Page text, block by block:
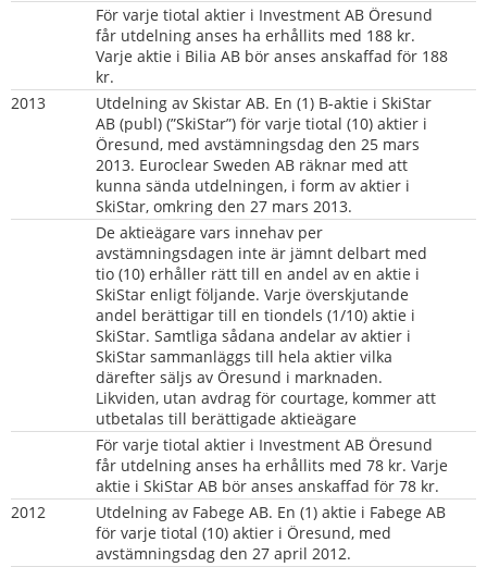
För varje tiotal aktier i Investment AB Öresund
får utdelning anses ha erhållits med 188 kr.
Varje aktie i Bilia AB bör anses anskaffad för 188
kr.
2013
Utdelning av Skistar AB. En (1) B-aktie i SkiStar
AB (publ) (”SkiStar”) för varje tiotal (10) aktier i
Öresund, med avstämningsdag den 25 mars
2013. Euroclear Sweden AB räknar med att
kunna sända utdelningen, i form av aktier i
SkiStar, omkring den 27 mars 2013.
De aktieägare vars innehav per
avstämningsdagen inte är jämnt delbart med
tio (10) erhåller rätt till en andel av en aktie i
SkiStar enligt följande. Varje överskjutande
andel berättigar till en tiondels (1/10) aktie i
SkiStar. Samtliga sådana andelar av aktier i
SkiStar sammanläggs till hela aktier vilka
därefter säljs av Öresund i marknaden.
Likviden, utan avdrag för courtage, kommer att
utbetalas till berättigade aktieägare
För varje tiotal aktier i Investment AB Öresund
får utdelning anses ha erhållits med 78 kr. Varje
aktie i SkiStar AB bör anses anskaffad för 78 kr.
2012
Utdelning av Fabege AB. En (1) aktie i Fabege AB
för varje tiotal (10) aktier i Öresund, med
avstämningsdag den 27 april 2012.